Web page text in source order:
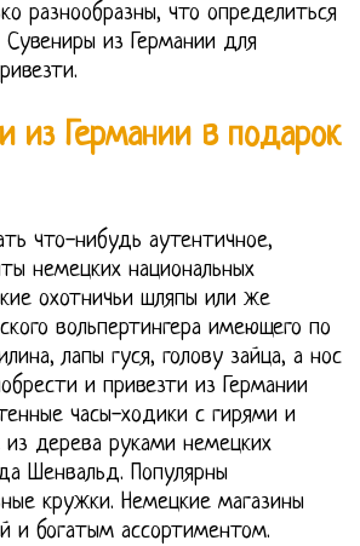
разнообразны, что определиться
из Германии для
из Германии в подарок
что-нибудь аутентичное,
немецких национальных
охотничьи шляпы или же
вольпертингера имеющего по
лапы гуся, голову зайца, а нос
и привезти из Германии
часы-ходики с гирями и
дерева руками немецких
Шенвальд. Популярны
кружки. Немецкие магазины
и богатым ассортиментом.